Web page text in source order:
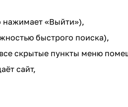
нажимает «Выйти»),
быстрого поиска),
скрытые пункты меню
сайт,